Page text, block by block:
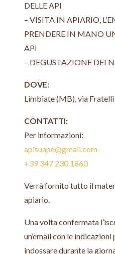
DELLE API
– VISITA IN APIARIO,
PRENDERE IN MANO
API
– DEGUSTAZIONE DEI
DOVE:
Limbiate (MB), via
CONTATTI:
Per informazioni:
apisuape@gmail.com
+39 347 230 1860
Verrà fornito tutto il
apiario.
Una volta confermata
un’email con le
indossare durante la